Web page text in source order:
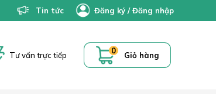
Tin tức Đăng ký /Đăng nhập
Tư vấn trực tiếp 0 Giỏ hàng